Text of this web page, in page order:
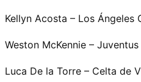
Kellyn Acosta – Los Ángeles
Weston McKennie – Juventus
Luca De la Torre – Celta de